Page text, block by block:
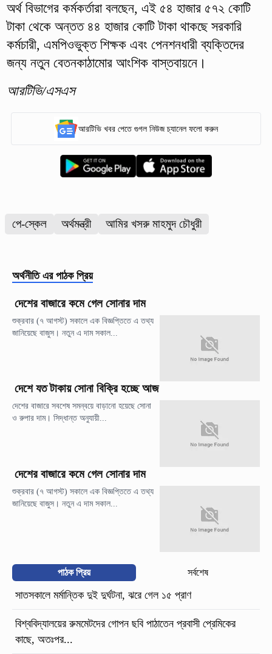
অর্থ বিভাগের কর্মকর্তারা বলছেন, এই ৫৪ হাজার ৫৭২ কোটি
টাকা থেকে অন্তত ৪৪ হাজার কোটি টাকা থাকছে সরকারি
কর্মচারী, এমপিওভুক্ত শিক্ষক এবং পেনশনধারী ব্যক্তিদের
জন্য নতুন বেতনকাঠামোর আংশিক বাস্তবায়নে।
আরটিভি/এসএস
আরটিভি খবর পেতে গুগল নিউজ চ্যানেল ফলো করুন
পে-স্কেল অর্থমন্ত্রী আমির খসরু মাহমুদ চৌধুরী
অর্থনীতি এর পাঠক প্রিয়
দেশের বাজারে কমে গেল সোনার দাম
শুক্রবার (৭ আগস্ট) সকালে এক বিজ্ঞপ্তিতে এ তথ্য
জানিয়েছে বাজুস। নতুন এ দাম সকাল...
দেশে যত টাকায় সোনা বিক্রি হচ্ছে আজ
দেশের বাজারে সবশেষ সমন্বয়ে বাড়ানো হয়েছে সোনা
ও রুপার দাম। সিদ্ধান্ত অনুযায়ী...
দেশের বাজারে কমে গেল সোনার দাম
শুক্রবার (৭ আগস্ট) সকালে এক বিজ্ঞপ্তিতে এ তথ্য
জানিয়েছে বাজুস। নতুন এ দাম সকাল...
পাঠক প্রিয় সর্বশেষ
সাতসকালে মর্মান্তিক দুই দুর্ঘটনা, ঝরে গেল ১৫ প্রাণ
বিশ্ববিদ্যালয়ের রুমমেটদের গোপন ছবি পাঠাতেন প্রবাসী প্রেমিকের
কাছে, অতঃপর...